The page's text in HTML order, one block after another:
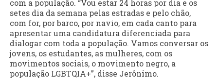
com a população. “Vou estar 24 horas por dia e os
setes dia da semana pelas estradas e pelo chão,
com for, por barco, por navio, em cada canto para
apresentar uma candidatura diferenciada para
dialogar com toda a população. Vamos conversar os
jovens, os estudantes, as mulheres, com os
movimentos sociais, o movimento negro, a
população LGBTQIA+”, disse Jerônimo.